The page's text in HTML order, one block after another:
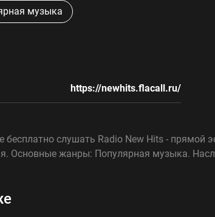
музыка
https://newhits.flacall.ru/
бесплатно слушать Radio New Hits - прямой
Основные жанры: Популярная музыка.